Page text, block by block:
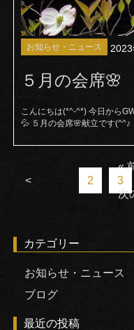
お知らせ・ニュース 2023
５月の会席🌸
こんにちは(*^-^*) 今日から
💦 ５月の会席🌸献立です
«
<
2 3
次
カテゴリー
お知らせ・ニュース
ブログ
最近の投稿